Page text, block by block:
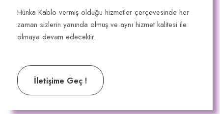
Hünka Kablo vermiş olduğu hizmetler çerçevesinde her
zaman sizlerin yanında olmuş ve aynı hizmet kalitesi ile
olmaya devam edecektir.
İletişime Geç !